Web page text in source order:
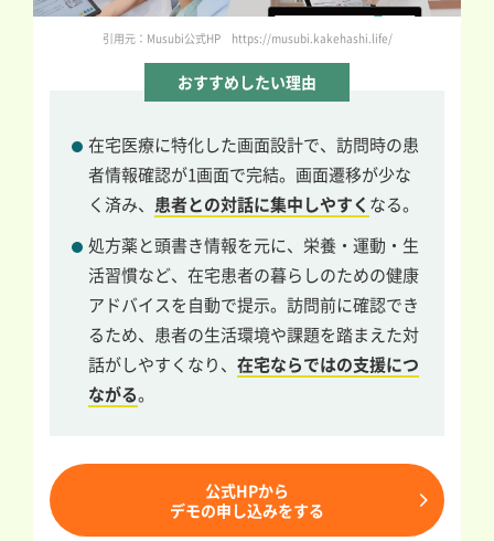
引用元：Musubi公式HP https://musubi.kakehashi.life/
おすすめしたい理由
在宅医療に特化した画面設計で、訪問時の患
者情報確認が1画面で完結。画面遷移が少な
く済み、 患者との対話に集中しやすく なる。
処方薬と頭書き情報を元に、栄養・運動・生
活習慣など、在宅患者の暮らしのための健康
アドバイスを自動で提示。訪問前に確認でき
るため、患者の生活環境や課題を踏まえた対
話がしやすくなり、在宅ならではの支援につ
ながる。
公式HPから
デモの申し込みをする